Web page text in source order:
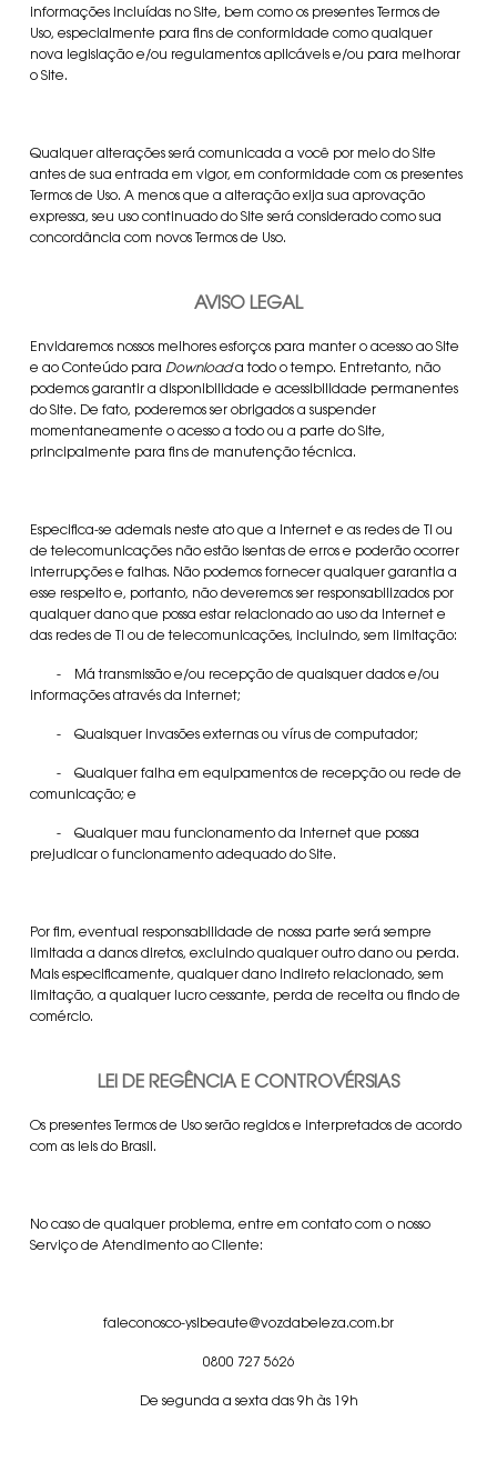
informações incluídas no Site, bem como os presentes Termos de
Uso, especialmente para fins de conformidade como qualquer
nova legislação e/ou regulamentos aplicáveis e/ou para melhorar
o Site.
Qualquer alterações será comunicada a você por meio do Site
antes de sua entrada em vigor, em conformidade com os presentes
Termos de Uso. A menos que a alteração exija sua aprovação
expressa, seu uso continuado do Site será considerado como sua
concordância com novos Termos de Uso.
AVISO LEGAL
Envidaremos nossos melhores esforços para manter o acesso ao Site
e ao Conteúdo para Downloada todo o tempo. Entretanto, não
podemos garantir a disponibilidade e acessibilidade permanentes
do Site. De fato, poderemos ser obrigados a suspender
momentaneamente o acesso a todo ou a parte do Site,
principalmente para fins de manutenção técnica.
Especifica-se ademais neste ato que a Internet e as redes de TI ou
de telecomunicações não estão isentas de erros e poderão ocorrer
interrupções e falhas. Não podemos fornecer qualquer garantia a
esse respeito e, portanto, não deveremos ser responsabilizados por
qualquer dano que possa estar relacionado ao uso da Internet e
das redes de TI ou de telecomunicações, incluindo, sem limitação:
- Má transmissão e/ou recepção de quaisquer dados e/ou
informações através da Internet;
- Quaisquer invasões externas ou vírus de computador;
- Qualquer falha em equipamentos de recepção ou rede de
comunicação; e
- Qualquer mau funcionamento da Internet que possa
prejudicar o funcionamento adequado do Site.
Por fim, eventual responsabilidade de nossa parte será sempre
limitada a danos diretos, excluindo qualquer outro dano ou perda.
Mais especificamente, qualquer dano indireto relacionado, sem
limitação, a qualquer lucro cessante, perda de receita ou findo de
comércio.
LEI DE REGÊNCIA E CONTROVÉRSIAS
Os presentes Termos de Uso serão regidos e interpretados de acordo
com as leis do Brasil.
No caso de qualquer problema, entre em contato com o nosso
Serviço de Atendimento ao Cliente:
faleconosco-yslbeaute@vozdabeleza.com.br
0800 727 5626
De segunda a sexta das 9h às 19h